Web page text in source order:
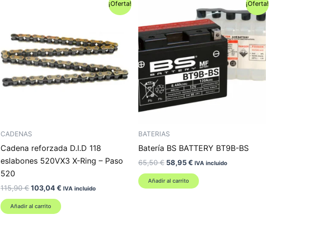
¡Oferta!
CADENAS
Cadena reforzada D.I.D 118
eslabones 520VX3 X-Ring – Paso
520
115,90€El
original
era:
103,04€ El
IVA incluido
Añadir al carrito
¡Oferta!
BATERIAS
Batería BS BATTERY BT9B-BS
65,50€ El
original
era:
58,95€El
actual
es:
IVA incluido
Añadir al carrito